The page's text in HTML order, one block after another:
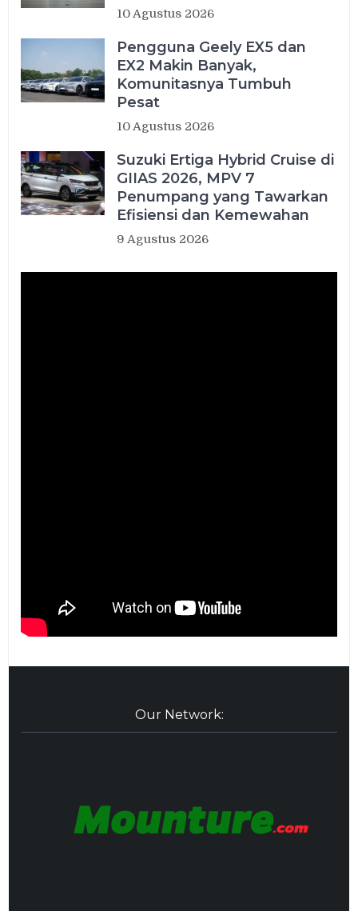
10 Agustus 2026
Pengguna Geely EX5 dan
EX2 Makin Banyak,
Komunitasnya Tumbuh
Pesat
10 Agustus 2026
Suzuki Ertiga Hybrid Cruise di
GIIAS 2026, MPV 7
Penumpang yang Tawarkan
Efisiensi dan Kemewahan
9 Agustus 2026
Our Network: